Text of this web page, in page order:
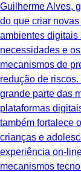
Guilherme Alves,
do que criar
ambientes
necessidades e
mecanismos de
redução de
grande parte das
plataformas
também fortalece
crianças e
experiência on-
mecanismos